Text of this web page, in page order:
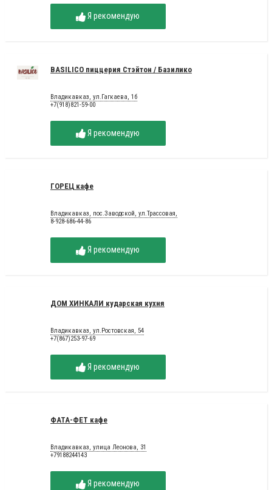
Я рекомендую
BASILICO пиццерия Стэйтон / Базилико
Владикавказ, ул.Гагкаева, 1б
+7(918)821-59-00
Я рекомендую
ГОРЕЦ кафе
Владикавказ, пос.Заводской, ул.Трассовая,
8-928-686-44-86
Я рекомендую
ДОМ ХИНКАЛИ кударская кухня
Владикавказ, ул.Ростовская, 54
+7(867)253-97-69
Я рекомендую
ФАТА-ФЕТ кафе
Владикавказ, улица Леонова, 31
+79188244143
Я рекомендую